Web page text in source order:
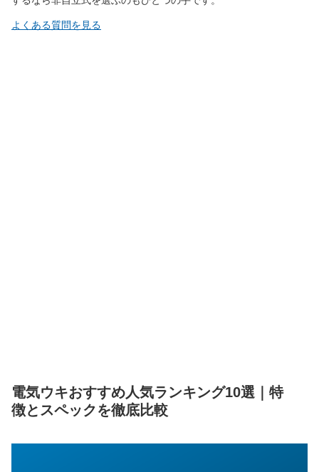
よくある質問を見る
電気ウキおすすめ人気ランキング10選｜特
徴とスペックを徹底比較